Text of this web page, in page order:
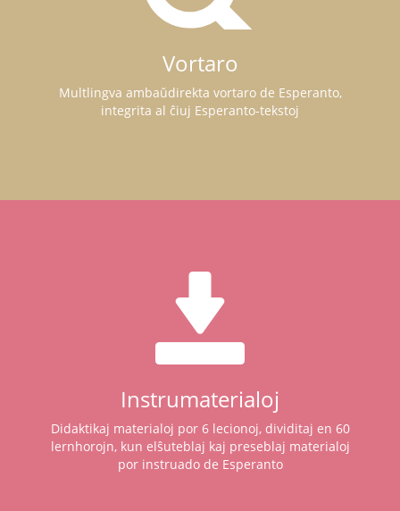
Vortaro
Multlingva ambaŭdirekta vortaro de Esperanto,
integrita al ĉiuj Esperanto-tekstoj
Instrumaterialoj
Didaktikaj materialoj por 6 lecionoj, dividitaj en 60
lernhorojn, kun elŝuteblaj kaj preseblaj materialoj
por instruado de Esperanto